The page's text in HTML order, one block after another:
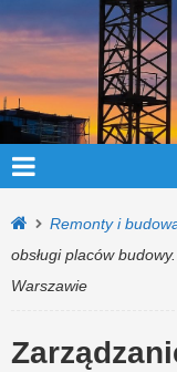
Remonty i
obsługi placów
Warszawie